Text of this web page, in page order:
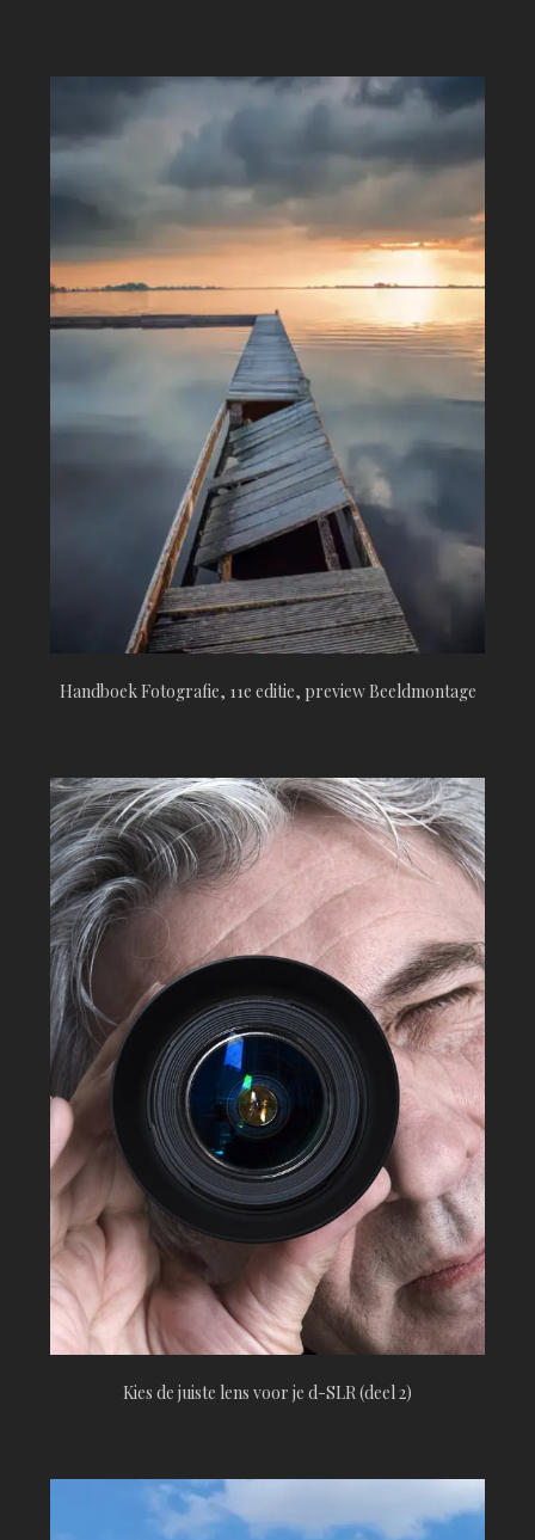
Handboek Fotografie, 11e editie, preview Beeldmontage
Kies de juiste lens voor je d-SLR (deel 2)